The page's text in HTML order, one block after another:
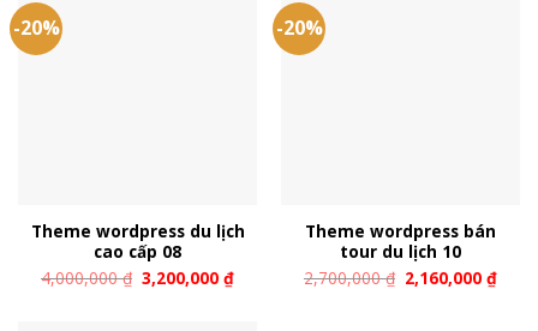
-20%
Theme wordpress du lịch
cao cấp 08
4,000,000₫ 3,200,000₫
-20%
Theme wordpress bán
tour du lịch 10
2,700,000₫ 2,160,000₫